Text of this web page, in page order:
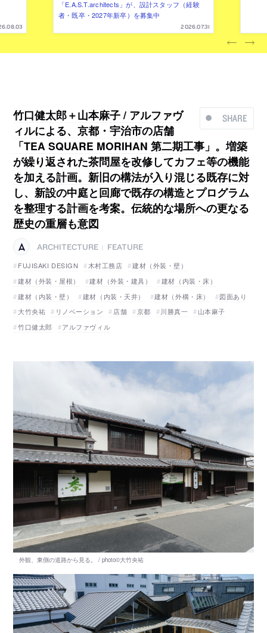
「E.A.S.T.architects」が、設計スタッフ（経験
者・既卒・2027年新卒）を募集中
2026.07.31
SHARE
竹口健太郎＋山本麻子 / アルファヴ
ィルによる、京都・宇治市の店舗
「TEA SQUARE MORIHAN 第二期工事」。増築
が繰り返された茶問屋を改修してカフェ等の機能
を加える計画。新旧の構法が入り混じる既存に対
し、新設の中庭と回廊で既存の構造とプログラム
を整理する計画を考案。伝統的な場所への更なる
歴史の重層も意図
ARCHITECTURE
FEATURE
FUJISAKI DESIGN
木村工務店
建材（外装・壁）
建材（外装・屋根）
建材（外装・建具）
建材（内装・床）
建材（内装・壁）
建材（内装・天井） 建材（外構・床）
図面あり
大竹央祐
リノベーション 店舗 京都 川勝真一
山本麻子
竹口健太郎
アルファヴィル